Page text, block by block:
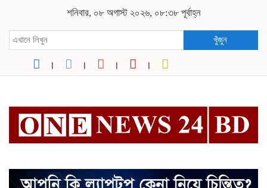
শনিবার, ০৮ অগাস্ট ২০২৬, ০৮:৩৮ পূর্বাহ্ন
খুঁজুন